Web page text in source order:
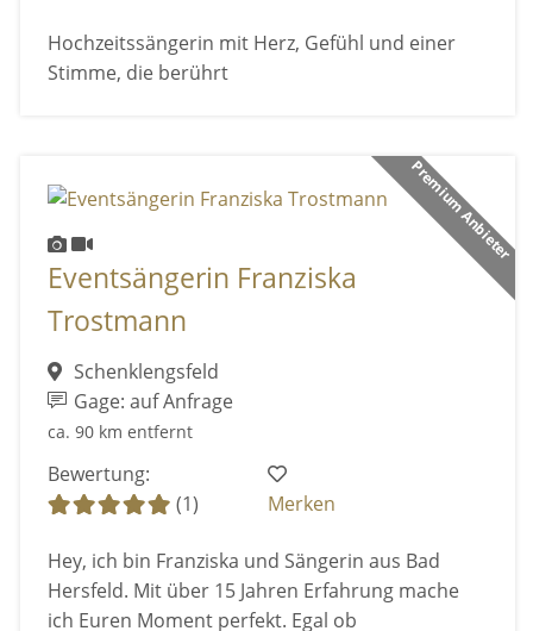
Hochzeitssängerin mit Herz, Gefühl und einer
Stimme, die berührt
Premium Anbieter
Eventsängerin Franziska
Trostmann
Schenklengsfeld
Gage: auf Anfrage
ca. 90 km entfernt
Bewertung:
(1)
Merken
Hey, ich bin Franziska und Sängerin aus Bad
Hersfeld. Mit über 15 Jahren Erfahrung mache
ich Euren Moment perfekt. Egal ob